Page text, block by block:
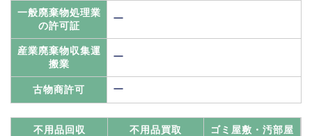
一般廃棄物処理業
の許可証
ー
産業廃棄物収集運
搬業
ー
古物商許可 ー
不用品回収 不用品買取 ゴミ屋敷・汚部屋